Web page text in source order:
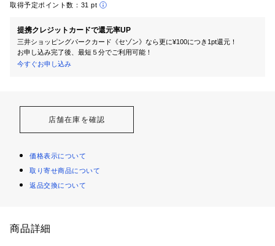
取得予定ポイント数： 31 pt
提携クレジットカードで還元率UP
三井ショッピングパークカード《セゾン》なら更に¥100につき1pt還元！
お申し込み完了後、最短５分でご利用可能！
今すぐお申し込み
店舗在庫を確認
価格表示について
取り寄せ商品について
返品交換について
商品詳細